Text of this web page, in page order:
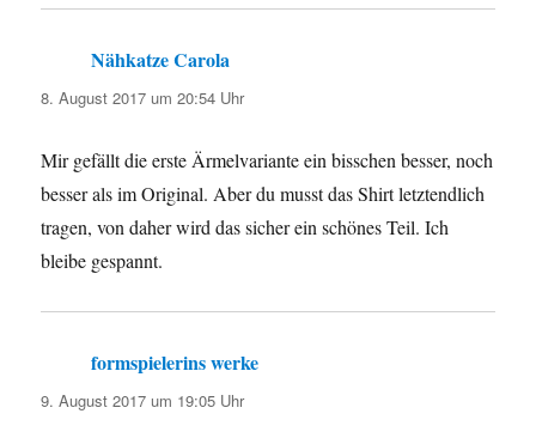
Nähkatze Carola
8. August 2017 um 20:54 Uhr
Mir gefällt die erste Ärmelvariante ein bisschen besser, noch
besser als im Original. Aber du musst das Shirt letztendlich
tragen, von daher wird das sicher ein schönes Teil. Ich
bleibe gespannt.
formspielerins werke
9. August 2017 um 19:05 Uhr